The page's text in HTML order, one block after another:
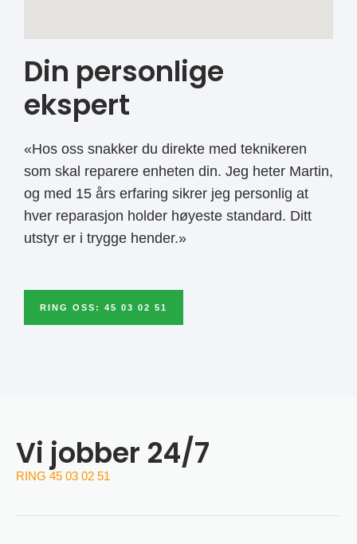
Din personlige
ekspert
«Hos oss snakker du direkte med teknikeren
som skal reparere enheten din. Jeg heter Martin,
og med 15 års erfaring sikrer jeg personlig at
hver reparasjon holder høyeste standard. Ditt
utstyr er i trygge hender.»
RING OSS: 45 03 02 51
Vi jobber 24/7
RING 45 03 02 51